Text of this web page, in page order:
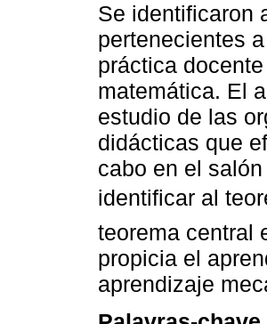
Se identificaron
pertenecientes
práctica
matemática. El
estudio de las
didácticas que
cabo en el
identificar al
teorema central
propicia el
aprendizaje